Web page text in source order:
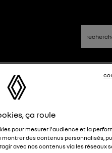
ça roule
pour mesurer l'audience et la
des contenus personnalisés,
avec nos contenus via les réseaux